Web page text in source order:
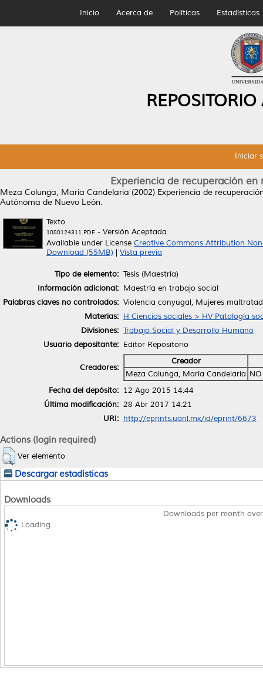
Inicio Acerca de Políticas Estadísticas
Iniciar
Experiencia de recuperación
Meza Colunga, María Candelaria (2002) Experiencia de
Autónoma de Nuevo León.
Texto
1080124311.PDF - Versión Aceptada
Available under License Creative Commons Attribution
Download (55MB)
Vista previa
Tipo de elemento: Tesis (Maestría)
Información adicional: Maestría en trabajo social
Palabras claves no controlados: Violencia conyugal, Mujeres
Materias: H Ciencias sociales > HV Patología
Divisiones: Trabajo Social y Desarrollo Humano
Usuario depositante: Editor Repositorio
Creadores:
Creador
Meza Colunga, María Candelaria
Fecha del depósito: 12 Ago 2015 14:44
Última modificación: 28 Abr 2017 14:21
URI: http://eprints.uanl.mx/id/eprint/6673
Actions (login required)
Ver elemento
Descargar estadísticas
Downloads
Downloads per month
Loading...